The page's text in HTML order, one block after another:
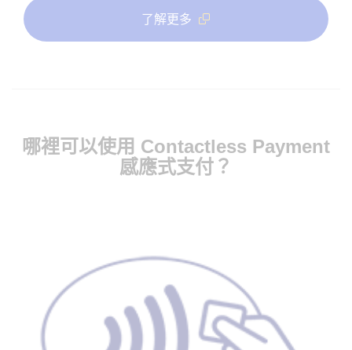
了解更多
哪裡可以使用 Contactless Payment
感應式支付？